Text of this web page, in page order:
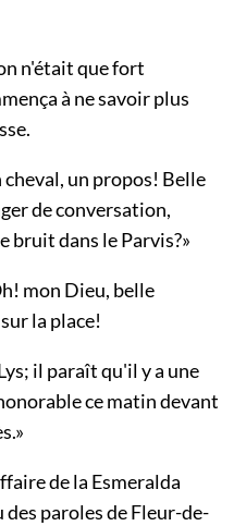
n'était que fort
à ne savoir plus
cheval, un propos! Belle
de conversation,
bruit dans le Parvis?»
mon Dieu, belle
la place!
il paraît qu'il y a une
ce matin devant
de la Esmeralda
paroles de Fleur-de-